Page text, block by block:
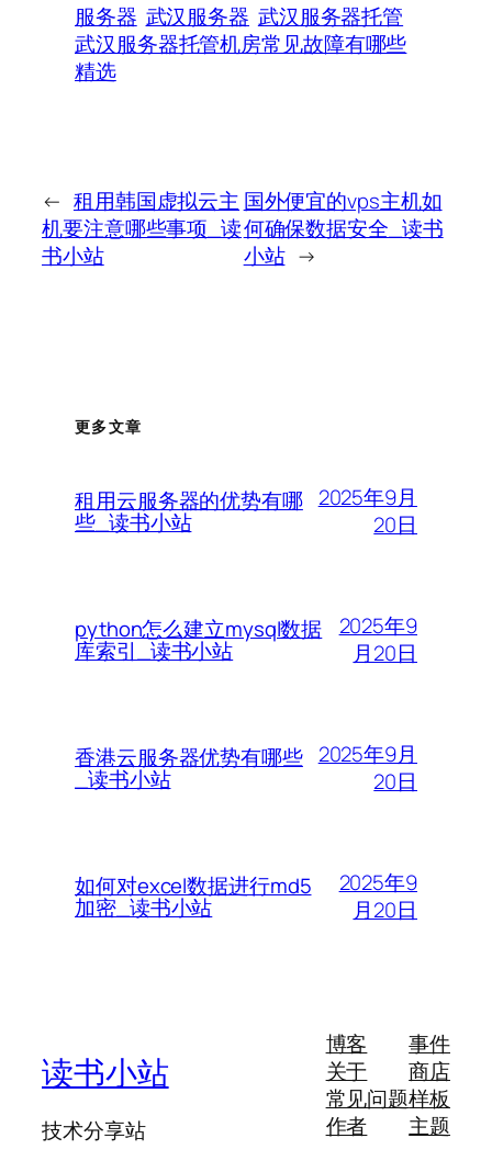
服务器 武汉服务器 武汉服务器托管
武汉服务器托管机房常见故障有哪些
精选
← 租用韩国虚拟云主
机要注意哪些事项_读
书小站
国外便宜的vps主机如
何确保数据安全_读书
小站 →
更多文章
租用云服务器的优势有哪
些_读书小站
2025年9月
20日
python怎么建立mysql数据
库索引_读书小站
2025年9
月20日
香港云服务器优势有哪些
_读书小站
2025年9月
20日
如何对excel数据进行md5
加密_读书小站
2025年9
月20日
读书小站
技术分享站
博客
关于
常见问题
作者
事件
商店
样板
主题